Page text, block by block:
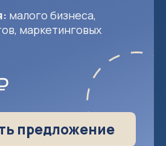
малого бизнеса,
маркетинговых
предложение